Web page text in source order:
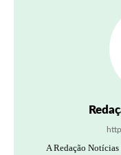
A Redação